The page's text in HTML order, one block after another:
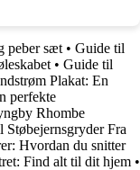
peber sæt • Guide til
• Guide til
Plakat: En
perfekte
Rhombe
Fra
Hvordan du snitter
Find alt til dit hjem •